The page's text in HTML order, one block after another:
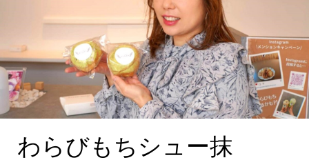
わらびもちシュー抹茶！！
わらびもちシュー抹